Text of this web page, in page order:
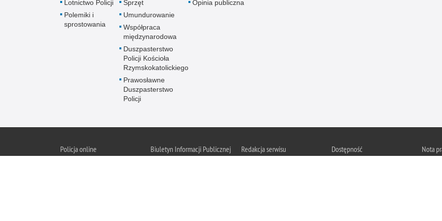
Lotnictwo Policji
Polemiki i
sprostowania
Sprzęt
Umundurowanie
Współpraca
międzynarodowa
Duszpasterstwo
Policji Kościoła
Rzymskokatolickiego
Prawosławne
Duszpasterstwo
Policji
Opinia publiczna
Policjaonline
Biuletyn Informacji Publicznej
Redakcja serwisu
Dostępność
Nota